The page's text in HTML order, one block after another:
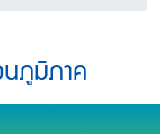
ภูมิภาค